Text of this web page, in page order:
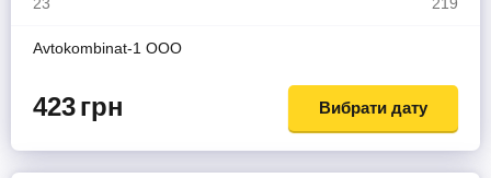
Avtokombinat-1 OOO
423грн Вибрати дату